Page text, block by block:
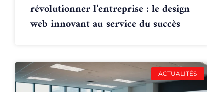
révolutionner l’entreprise : le design
web innovant au service du succès
ACTUALITÉS